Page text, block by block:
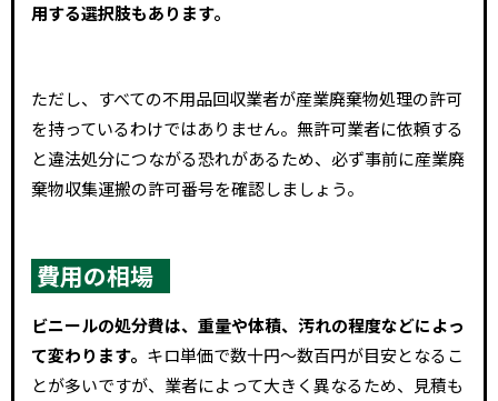
用する選択肢もあります。
ただし、すべての不用品回収業者が産業廃棄物処理の許可
を持っているわけではありません。無許可業者に依頼する
と違法処分につながる恐れがあるため、必ず事前に産業廃
棄物収集運搬の許可番号を確認しましょう。
費用の相場
ビニールの処分費は、重量や体積、汚れの程度などによっ
て変わります。 キロ単価で数十円～数百円が目安となるこ
とが多いですが、業者によって大きく異なるため、見積も